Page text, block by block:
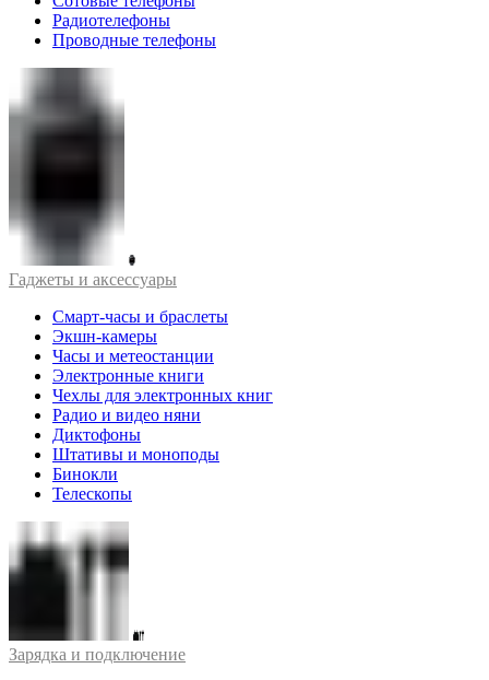
Радиотелефоны
Проводные телефоны
Гаджеты и аксессуары
Смарт-часы и браслеты
Экшн-камеры
Часы и метеостанции
Электронные книги
Чехлы для электронных книг
Радио и видео няни
Диктофоны
Штативы и моноподы
Бинокли
Телескопы
Зарядка и подключение